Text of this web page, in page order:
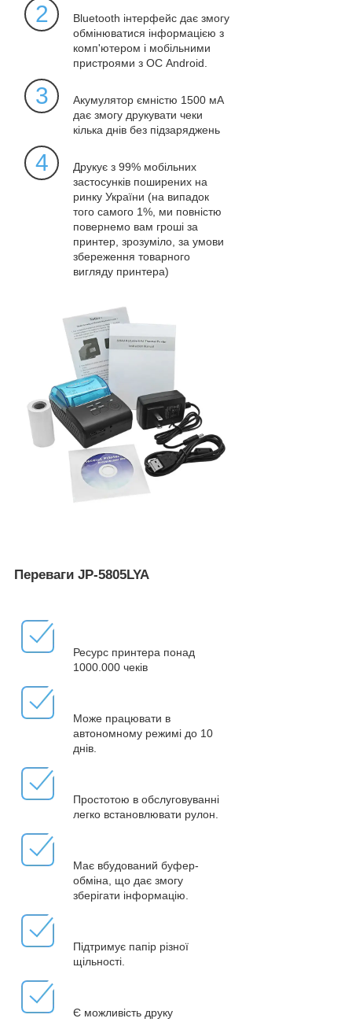
2
Bluetooth інтерфейс дає змогу
обмінюватися інформацією з
комп'ютером і мобільними
пристроями з ОС Android.
3
Акумулятор ємністю 1500 мА
дає змогу друкувати чеки
кілька днів без підзаряджень
4
Друкує з 99% мобільних
застосунків поширених на
ринку України (на випадок
того самого 1%, ми повністю
повернемо вам гроші за
принтер, зрозуміло, за умови
збереження товарного
вигляду принтера)
Переваги JP-5805LYA
Ресурс принтера понад
1000.000 чеків
Може працювати в
автономному режимі до 10
днів.
Простотою в обслуговуванні
легко встановлювати рулон.
Має вбудований буфер-
обміна, що дає змогу
зберігати інформацію.
Підтримує папір різної
щільності.
Є можливість друку